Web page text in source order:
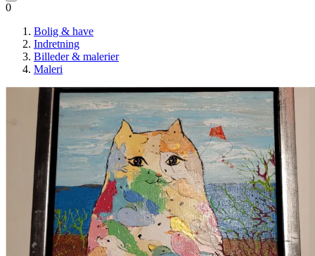
0
Bolig & have
Indretning
Billeder & malerier
Maleri